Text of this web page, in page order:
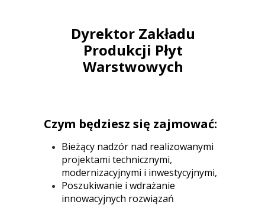
Dyrektor Zakładu
Produkcji Płyt
Warstwowych
Czym będziesz się zajmować:
Bieżący nadzór nad realizowanymi
projektami technicznymi,
modernizacyjnymi i inwestycyjnymi,
Poszukiwanie i wdrażanie
innowacyjnych rozwiązań